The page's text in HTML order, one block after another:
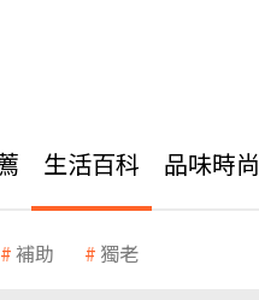
生活百科 品味時尚
補助 獨老